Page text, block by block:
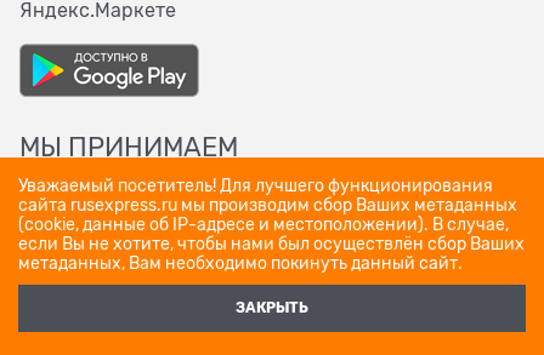
МЫ ПРИНИМАЕМ
Полная версия сайта
Уважаемый посетитель! Для лучшего функционирования
сайта rusexpress.ru мы производим сбор Ваших метаданных
(cookie, данные об IP-адресе и местоположении). В случае,
если Вы не хотите, чтобы нами был осуществлён сбор Ваших
метаданных, Вам необходимо покинуть данный сайт.
ЗАКРЫТЬ